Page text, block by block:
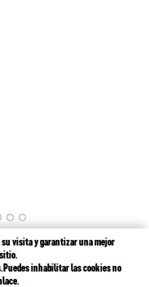
reservadosPowered by To
visita y garantizar una mejor
.Puedes inhabilitar las cookies no